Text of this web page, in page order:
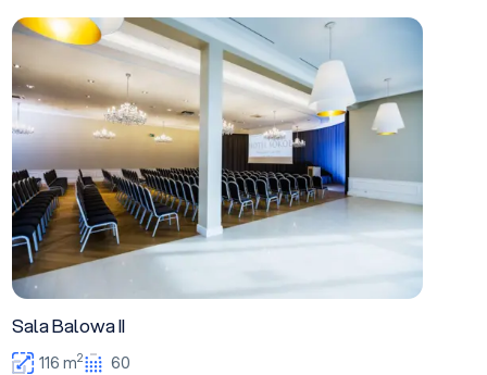
Sala Balowa II
Sala Balowa II
116 m2 60